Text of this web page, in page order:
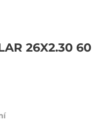
26X2.30 60